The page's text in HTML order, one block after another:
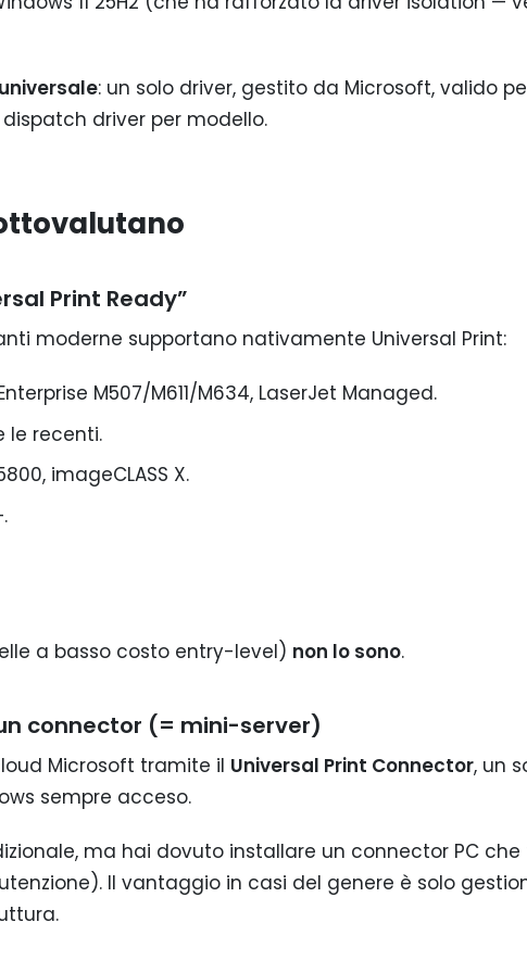
: un solo driver, gestito da Microsoft, valido
driver per modello.
Print Ready”
moderne supportano nativamente Universal Print:
M507/M611/M634, LaserJet Managed.
le recenti.
imageCLASS X.
a basso costo entry-level) non lo sono.
connector (= mini-server)
Microsoft tramite il Universal Print Connector, un
sempre acceso.
ma hai dovuto installare un connector PC
Il vantaggio in casi del genere è solo